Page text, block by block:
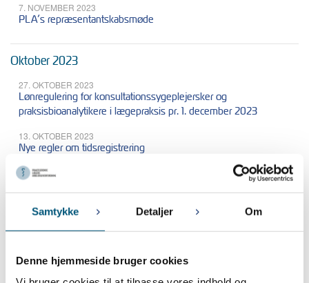
Samtykke Detaljer Om
Denne hjemmeside bruger cookies
7. NOVEMBER 2023
PLA’s repræsentantskabsmøde
Oktober 2023
27. OKTOBER 2023
Lønregulering for konsultationssygeplejersker og
praksisbioanalytikere i lægepraksis pr. 1. december 2023
13. OKTOBER 2023
Nye regler om tidsregistrering
11. OKTOBER 2023
OBS: Husk særlige regler ved ferielukning i julen
2. OKTOBER 2023
Lønregulering for lægevikar og praksisamanuensis pr. 1. oktober
2023
September 2023